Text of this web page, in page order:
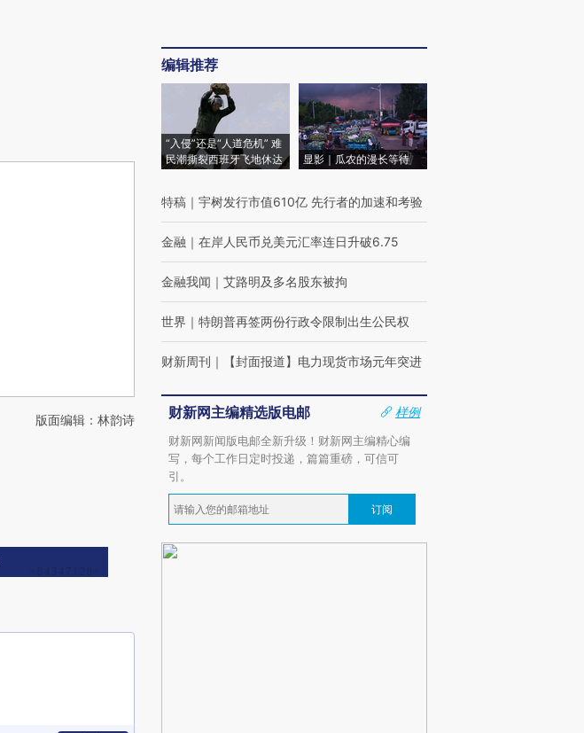
版面编辑：林韵诗
编辑推荐
“入侵”还是“人道危机” 难
民潮撕裂西班牙飞地休达
显影｜瓜农的漫长等待
特稿 ｜ 宇树发行市值610亿 先行者的加速和考验
金融 ｜ 在岸人民币兑美元汇率连日升破6.75
金融我闻 ｜ 艾路明及多名股东被拘
世界 ｜ 特朗普再签两份行政令限制出生公民权
财新周刊 ｜ 【封面报道】电力现货市场元年突进
财新网主编精选版电邮
样例
财新网新闻版电邮全新升级！财新网主编精心编
写，每个工作日定时投递，篇篇重磅，可信可
引。
订阅